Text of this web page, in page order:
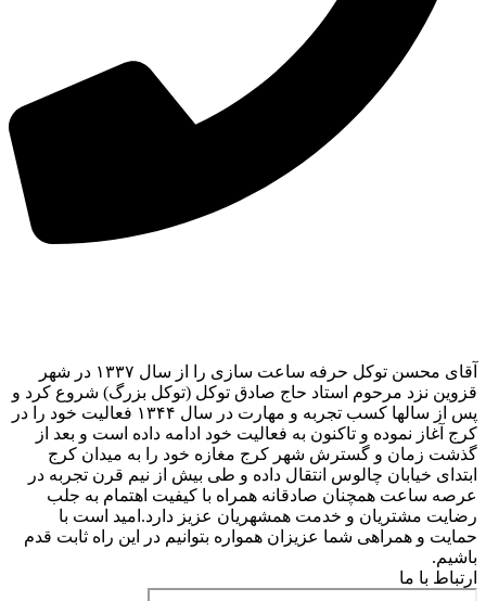
آقای محسن توکل حرفه ساعت سازی را از سال ۱۳۳۷ در شهر
قزوین نزد مرحوم استاد حاج صادق توکل (توکل بزرگ) شروع کرد و
پس از سالها کسب تجربه و مهارت در سال ۱۳۴۴ فعالیت خود را در
کرج آغاز نموده و تاکنون به فعالیت خود ادامه داده است و بعد از
گذشت زمان و گسترش شهر کرج مغازه خود را به میدان کرج
ابتدای خیابان چالوس انتقال داده و طی بیش از نیم قرن تجربه در
عرصه ساعت همچنان صادقانه همراه با کیفیت اهتمام به جلب
رضایت مشتریان و خدمت همشهریان عزیز دارد.امید است با
حمایت و همراهی شما عزیزان همواره بتوانیم در این راه ثابت قدم
باشیم.
ارتباط با ما